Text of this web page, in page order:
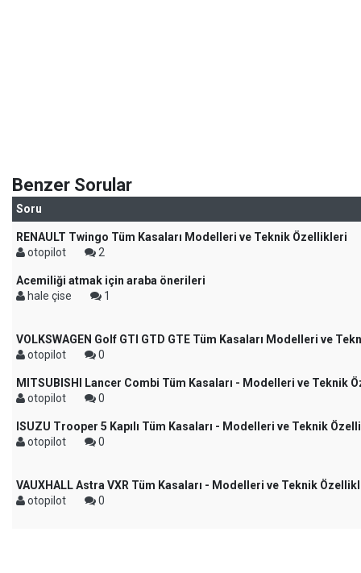
Benzer Sorular
Soru
RENAULT Twingo Tüm Kasaları Modelleri ve Teknik Özellikleri
otopilot
2
Acemiliği atmak için araba önerileri
hale çise
1
VOLKSWAGEN Golf GTI GTD GTE Tüm Kasaları Modelleri ve
otopilot
0
MITSUBISHI Lancer Combi Tüm Kasaları - Modelleri ve Teknik
otopilot
0
ISUZU Trooper 5 Kapılı Tüm Kasaları - Modelleri ve Teknik
otopilot
0
VAUXHALL Astra VXR Tüm Kasaları - Modelleri ve Teknik
otopilot
0